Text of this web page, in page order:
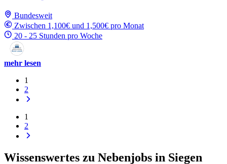
Bundesweit
Zwischen 1,100€ und 1,500€ pro Monat
20 - 25 Stunden pro Woche
mehr lesen
1
2
1
2
Wissenswertes zu Nebenjobs in Siegen